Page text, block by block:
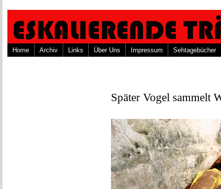
Home Archiv Links Über Uns Impressum Sehtagebücher
Später Vogel sammelt